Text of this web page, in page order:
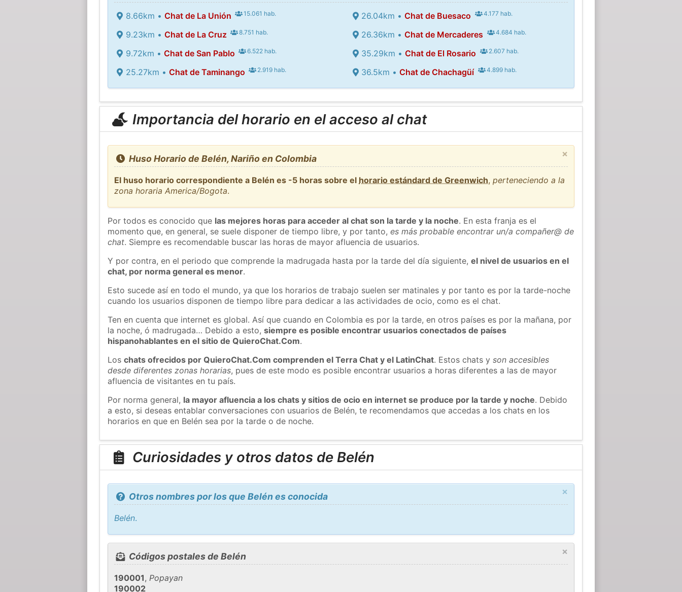
8.66km • Chat de La Unión 15.061 hab.
9.23km • Chat de La Cruz 8.751 hab.
9.72km • Chat de San Pablo 6.522 hab.
25.27km • Chat de Taminango 2.919 hab.
26.04km •Chat de Buesaco 4.177 hab.
26.36km •Chat de Mercaderes 4.684 hab.
35.29km •Chat de El Rosario 2.607 hab.
36.5km •Chat de Chachagüí 4.899 hab.
Importancia del horario en el acceso al chat
×
Huso Horario de Belén, Nariño en Colombia
El huso horario correspondiente a Belén es -5 horas sobre el horario estándard de Greenwich,perteneciendo a la
zona horaria America/Bogota.
Por todos es conocido que las mejores horas para acceder al chat son la tarde y la noche. En esta franja es el
momento que, en general, se suele disponer de tiempo libre, y por tanto,es más probable encontrar un/a compañer@ de
chat. Siempre es recomendable buscar las horas de mayor afluencia de usuarios.
Y por contra, en el periodo que comprende la madrugada hasta por la tarde del día siguiente,el nivel de usuarios en el
chat, por norma general es menor.
Esto sucede así en todo el mundo, ya que los horarios de trabajo suelen ser matinales y por tanto es por la tarde-noche
cuando los usuarios disponen de tiempo libre para dedicar a las actividades de ocio, como es el chat.
Ten en cuenta que internet es global. Así que cuando en Colombia es por la tarde, en otros países es por la mañana, por
la noche, ó madrugada… Debido a esto,siempre es posible encontrar usuarios conectados de países
hispanohablantes en el sitio de QuieroChat.Com.
Loschats ofrecidos por QuieroChat.Com comprenden el Terra Chat y el LatinChat. Estos chats yson accesibles
desde diferentes zonas horarias, pues de este modo es posible encontrar usuarios a horas diferentes a las de mayor
afluencia de visitantes en tu país.
Por norma general, la mayor afluencia a los chats y sitios de ocio en internet se produce por la tarde y noche. Debido
a esto, si deseas entablar conversaciones con usuarios de Belén, te recomendamos que accedas a los chats en los
horarios en que en Belén sea por la tarde o de noche.
Curiosidades y otros datos de Belén
×
Otros nombres por los que Belén es conocida
Belén.
×
Códigos postales de Belén
190001, Popayan
190002